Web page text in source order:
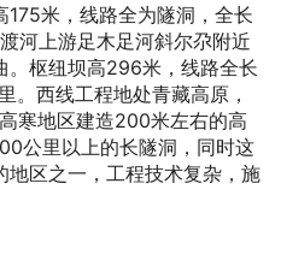
米，线路全为隧洞，全长
河上游足木足河斜尔尕附近
。枢纽坝高296米，线路全长
。西线工程地处青藏高原，
寒地区建造200米左右的高
公里以上的长隧洞，同时这
地区之一，工程技术复杂，施